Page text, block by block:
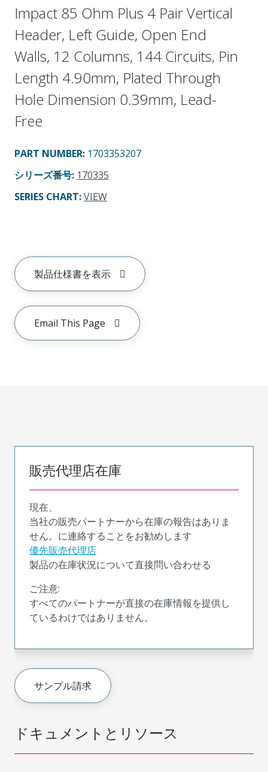
Impact 85 Ohm Plus 4 Pair Vertical
Header, Left Guide, Open End
Walls, 12 Columns, 144 Circuits, Pin
Length 4.90mm, Plated Through
Hole Dimension 0.39mm, Lead-
Free
PART NUMBER: 1703353207
シリーズ番号: 170335
SERIES CHART:VIEW
製品仕様書を表示
Email This Page
ドキュメントとリソース
販売代理店在庫
現在、
当社の販売パートナーから在庫の報告はありま
せん。に連絡することをお勧めします
優先販売代理店
製品の在庫状況について直接問い合わせる
ご注意:
すべてのパートナーが直接の在庫情報を提供し
ているわけではありません。
サンプル請求